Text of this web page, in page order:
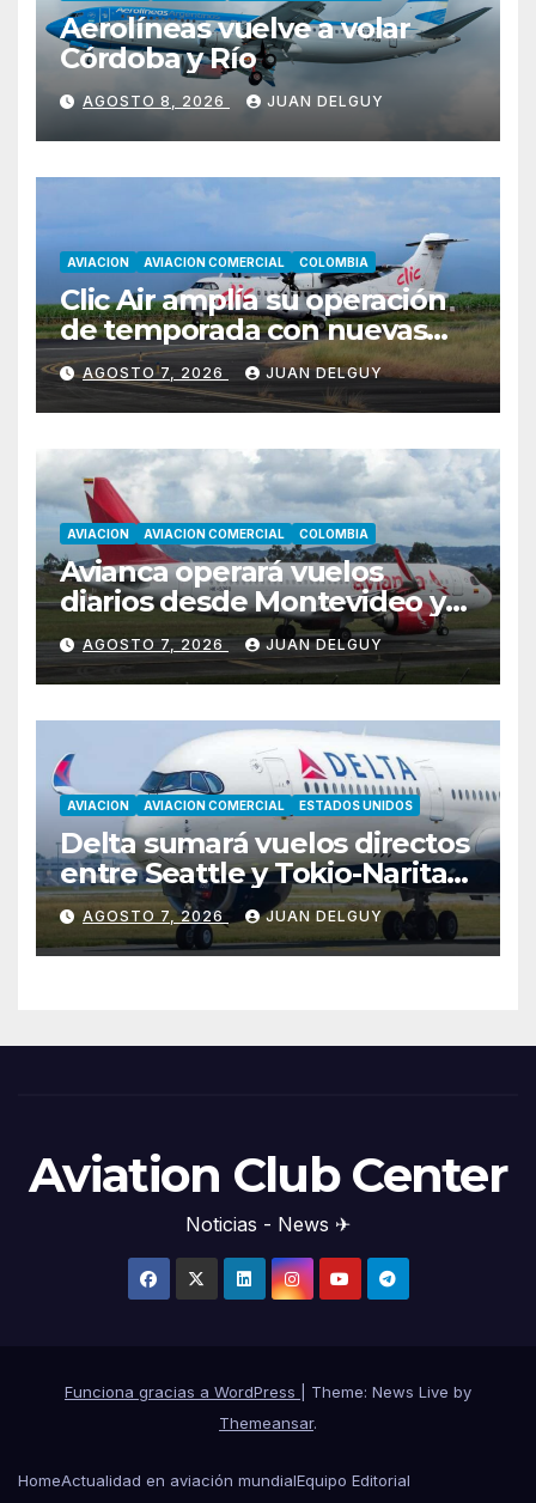
Aerolíneas vuelve a volar
Córdoba y Río
AGOSTO 8, 2026 JUAN DELGUY
AVIACION AVIACION COMERCIAL COLOMBIA
Clic Air amplía su operación
de temporada con nuevas
rutas hacia Cartagena y Tolú
AGOSTO 7, 2026 JUAN DELGUY
AVIACION AVIACION COMERCIAL COLOMBIA
Avianca operará vuelos
diarios desde Montevideo y
Asunción hacia Bogotá
AGOSTO 7, 2026 JUAN DELGUY
AVIACION AVIACION COMERCIAL ESTADOS UNIDOS
Delta sumará vuelos directos
entre Seattle y Tokio-Narita
desde marzo de 2027
AGOSTO 7, 2026 JUAN DELGUY
Aviation Club Center
Noticias - News ✈
Funciona gracias a WordPress
Theme: News Live by
Themeansar.
HomeActualidad en aviación mundialEquipo Editorial